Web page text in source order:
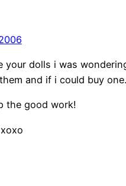
your dolls i was
and if i could buy one.
the good work!